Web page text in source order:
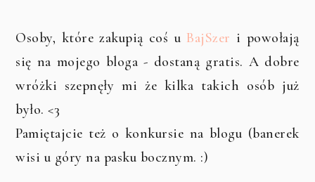
Osoby, które zakupią coś u BajSzer i powołają
się na mojego bloga - dostaną gratis. A dobre
wróżki szepnęły mi że kilka takich osób już
było. <3
Pamiętajcie też o konkursie na blogu (banerek
wisi u góry na pasku bocznym. :)